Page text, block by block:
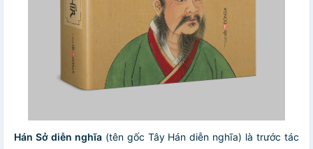
Hán Sở diễn nghĩa(tên gốc Tây Hán diễn nghĩa) là trước tác